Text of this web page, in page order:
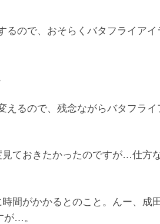
るので、おそらくバタフライアイ
えるので、残念ながらバタフライ
ておきたかったのですが…仕方
間がかかるとのこと。んー、成
が…。